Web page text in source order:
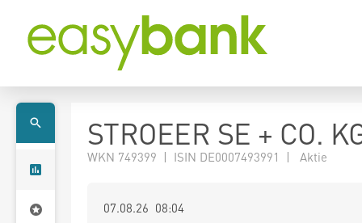
STROEER SE + CO.
WKN 749399 | ISIN DE0007493991 | Aktie
07.08.26 08:04